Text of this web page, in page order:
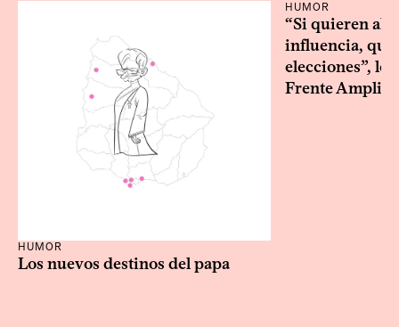
HUMOR
Los nuevos destinos del papa
HUMOR
“Si quieren
influencia, que
elecciones”, le
Frente Amplio